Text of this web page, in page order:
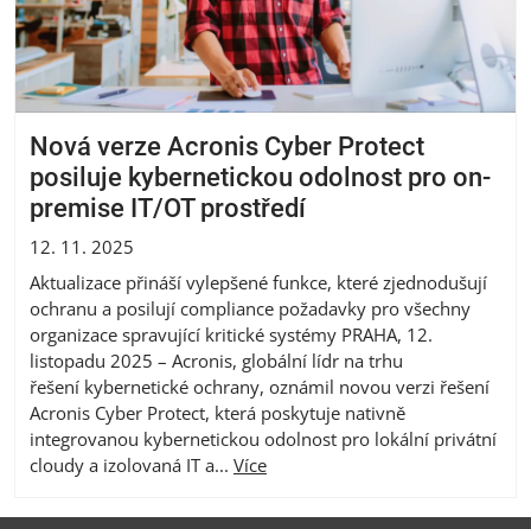
Nová verze Acronis Cyber Protect
posiluje kybernetickou odolnost pro on-
premise IT/OT prostředí
12. 11. 2025
Aktualizace přináší vylepšené funkce, které zjednodušují
ochranu a posilují compliance požadavky pro všechny
organizace spravující kritické systémy PRAHA, 12.
listopadu 2025 – Acronis, globální lídr na trhu
řešení kybernetické ochrany, oznámil novou verzi řešení
Acronis Cyber Protect, která poskytuje nativně
integrovanou kybernetickou odolnost pro lokální privátní
cloudy a izolovaná IT a... Více